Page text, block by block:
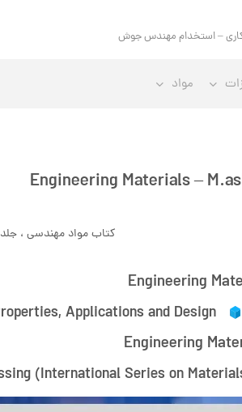
مواد
کتاب مواد مهندسی ، جلد ۱ و ۲
Engineering
Applications and Design
Engineering
(International Series on